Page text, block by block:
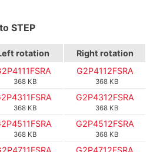
STEP
rotation Right rotation
368 KB
G2P4112FSRA
368 KB
368 KB
G2P4312FSRA
368 KB
368 KB
G2P4512FSRA
368 KB